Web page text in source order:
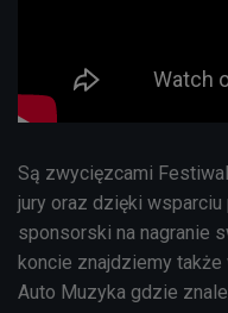
Są zwycięzcami
jury oraz dzięki
sponsorski na nagranie
koncie znajdziemy
Auto Muzyka gdzie